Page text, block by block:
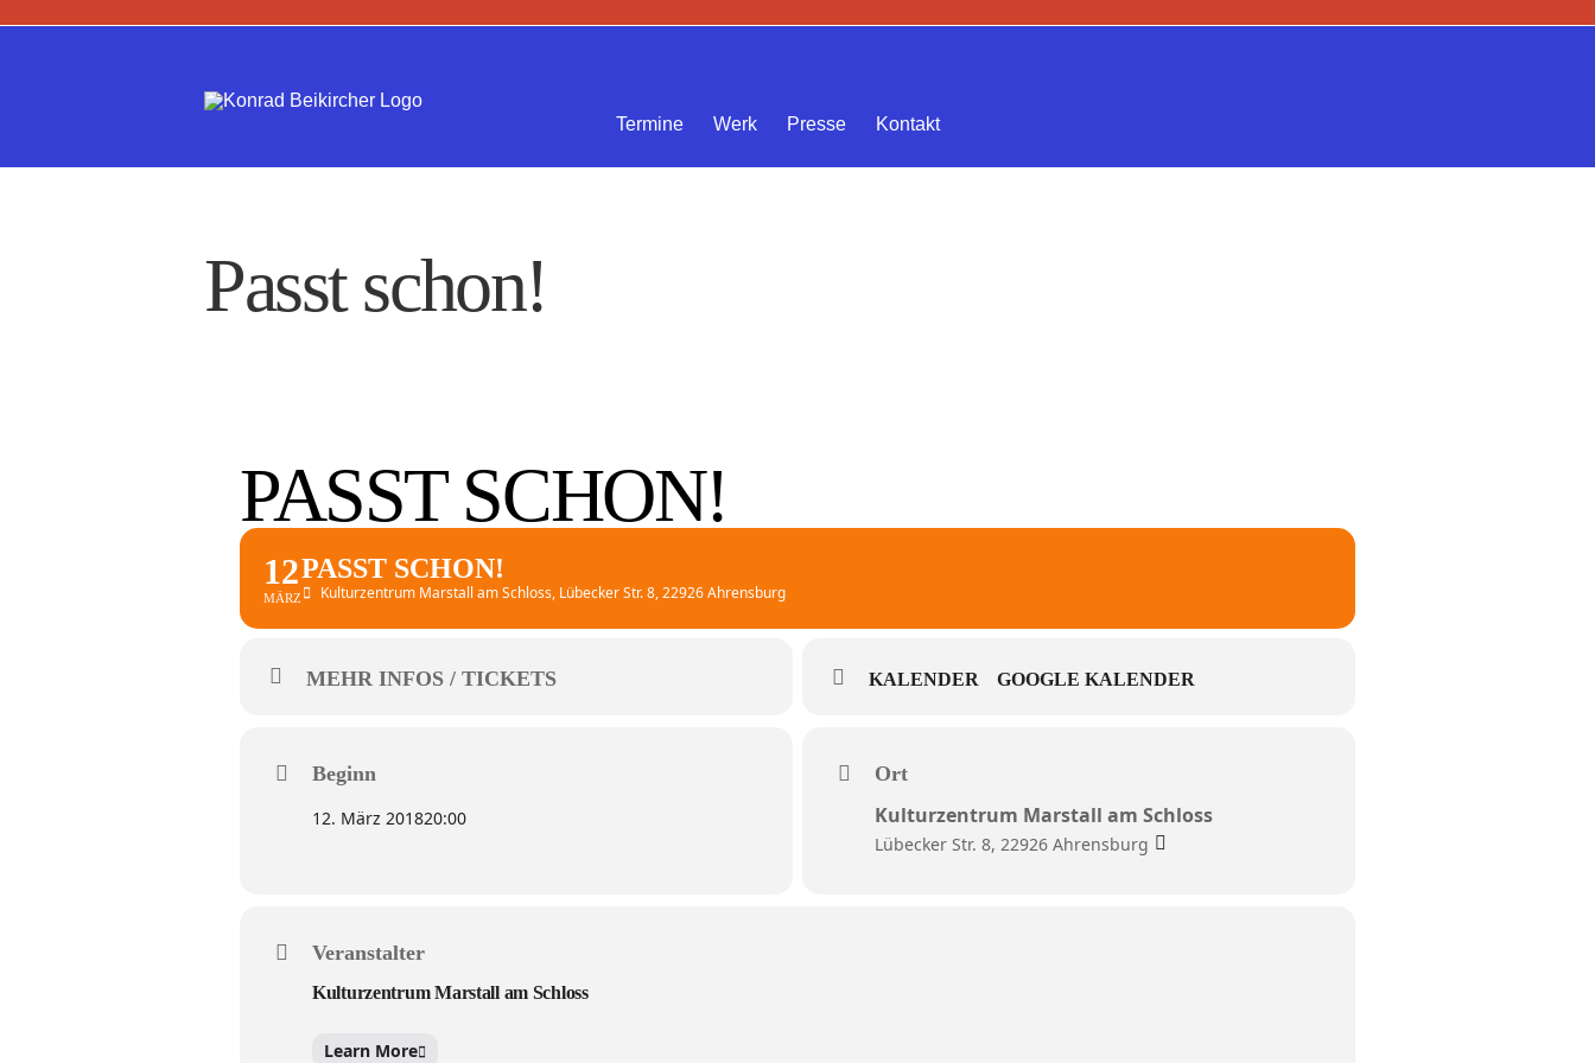
Termine
Werk Presse Kontakt
Passt schon!
PASST SCHON!
12
MÄRZ
PASST SCHON!
Kulturzentrum Marstall am Schloss, Lübecker Str. 8, 22926 Ahrensburg
MEHR INFOS / TICKETS KALENDER GOOGLE KALENDER
Beginn
12. März 201820:00
Ort
Kulturzentrum Marstall am Schloss
Lübecker Str. 8, 22926 Ahrensburg
Veranstalter
Kulturzentrum Marstall am Schloss
Learn More